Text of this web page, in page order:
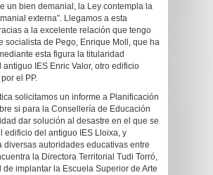
un bien demanial, la Ley contempla la
externa”. Llegamos a esta
a la excelente relación que tengo
socialista de Pego, Enrique Moll, que ha
esta figura la titularidad
IES Enric Valor, otro edificio
el PP.
solicitamos un informe a Planificación
si para la Consellería de Educación
dar solución al desastre en el que se
edificio del antiguo IES Lloixa, y
diversas autoridades educativas entre
la Directora Territorial Tudi Torró,
de implantar la Escuela Superior de Arte